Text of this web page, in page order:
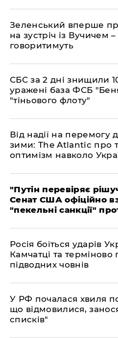
​Зеленський вперше
на зустріч із Вучичем
говоритимуть
​СБС за 2 дні знищили
уражені база ФСБ
"тіньового флоту"
​Від надії на перемогу
зими: The Atlantic про
оптимізм навколо
​"Путін перевіряє
Сенат США офіційно
"пекельні санкції"
​Росія боїться ударів
Камчатці та
підводних човнів
​У РФ почалася хвиля
що відмовилися,
списків"